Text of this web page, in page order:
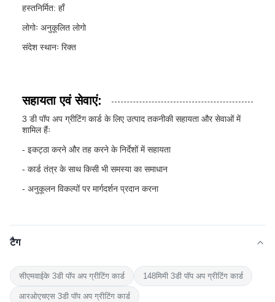
हस्तनिर्मित: हाँ
लोगोः अनुकूलित लोगो
संदेश स्थानः रिक्त
सहायता एवं सेवाएं:
3 डी पॉप अप ग्रीटिंग कार्ड के लिए उत्पाद तकनीकी सहायता और सेवाओं में
शामिल हैंः
- इकट्ठा करने और तह करने के निर्देशों में सहायता
- कार्ड तंत्र के साथ किसी भी समस्या का समाधान
- अनुकूलन विकल्पों पर मार्गदर्शन प्रदान करना
टैग
सीएमवाईके 3डी पॉप अप ग्रीटिंग कार्ड 148मिमी 3डी पॉप अप ग्रीटिंग कार्ड
आरओएचएस 3डी पॉप अप ग्रीटिंग कार्ड